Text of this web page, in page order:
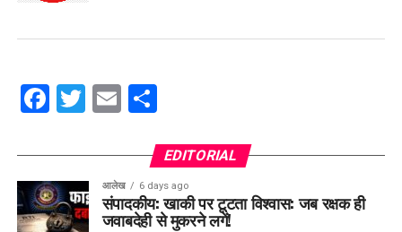
Facebook
Twitter
EmailShare
EDITORIAL
आलेख 6 days ago
संपादकीय: खाकी पर टूटता विश्वास: जब रक्षक ही
जवाबदेही से मुकरने लगें!